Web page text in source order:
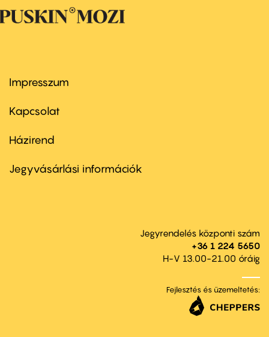
Footer
first
Impresszum
Kapcsolat
Footer
second
Házirend
Jegyvásárlási információk
Jegyrendelés központi szám
+36 1 224 5650
H-V 13.00-21.00 óráig
Fejlesztés és üzemeltetés: